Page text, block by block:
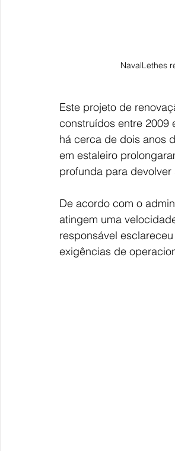
NavalLethes
Este projeto de
construídos entre 2009
há cerca de dois anos
em estaleiro
profunda para
De acordo com o
atingem uma
responsável
exigências de